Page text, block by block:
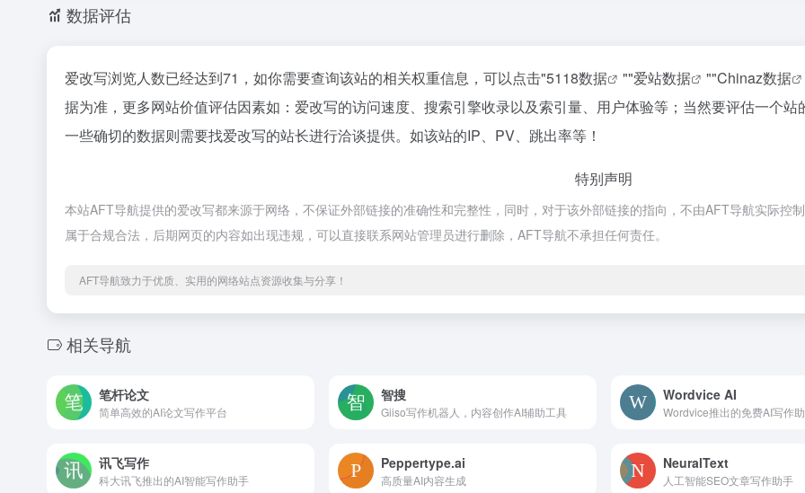
数据评估
爱改写浏览人数已经达到71，如你需要查询该站的相关权重信息，可以点击"5118数据 ""爱站数据 ""Chinaz数据
据为准，更多网站价值评估因素如：爱改写的访问速度、搜索引擎收录以及索引量、用户体验等；当然要评估一个
一些确切的数据则需要找爱改写的站长进行洽谈提供。如该站的IP、PV、跳出率等！
特别声明
本站AFT导航提供的爱改写都来源于网络，不保证外部链接的准确性和完整性，同时，对于该外部链接的指向，不由AFT导航实际控
属于合规合法，后期网页的内容如出现违规，可以直接联系网站管理员进行删除，AFT导航不承担任何责任。
AFT导航致力于优质、实用的网络站点资源收集与分享！
相关导航
笔杆论文
简单高效的AI论文写作平台
智搜
Giiso写作机器人，内容创作AI辅助工具
Wordvice AI
Wordvice推出的免费AI写作
讯飞写作
科大讯飞推出的AI智能写作助手
Peppertype.ai
高质量AI内容生成
NeuralText
人工智能SEO文章写作助手